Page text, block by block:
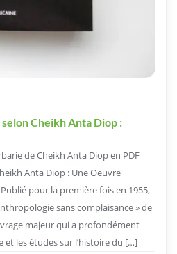
Cheikh Anta Diop :
de Cheikh Anta Diop en PDF
Anta Diop : Une Oeuvre
pour la première fois en 1955,
sans complaisance » de
majeur qui a profondément
et les études sur l’histoire du […]